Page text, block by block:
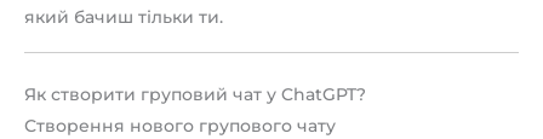
який бачиш тільки ти.
Як створити груповий чат у ChatGPT?
Створення нового групового чату